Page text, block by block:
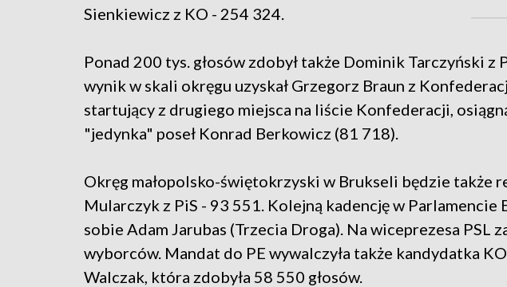
Sienkiewicz z KO - 254 324.
Ponad 200 tys. głosów zdobył także Dominik Tarczyński z
wynik w skali okręgu uzyskał Grzegorz Braun z
startujący z drugiego miejsca na liście Konfederacji,
"jedynka" poseł Konrad Berkowicz (81 718).
Okręg małopolsko-świętokrzyski w Brukseli będzie także
Mularczyk z PiS - 93 551. Kolejną kadencję w Parlamencie
sobie Adam Jarubas (Trzecia Droga). Na wiceprezesa PSL
wyborców. Mandat do PE wywalczyła także kandydatka
Walczak, która zdobyła 58 550 głosów.